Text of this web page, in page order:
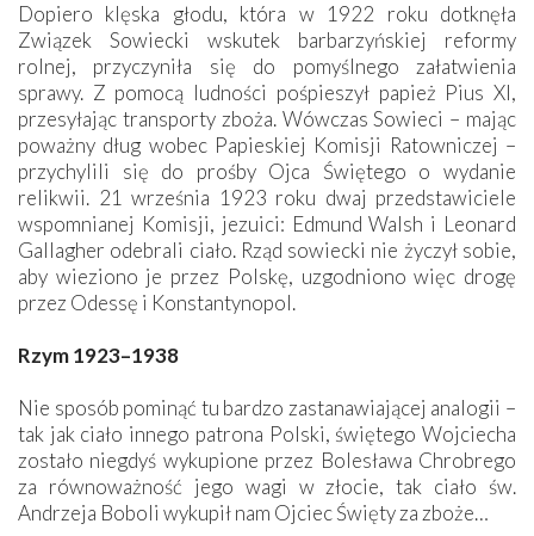
Dopiero klęska głodu, która w 1922 roku dotknęła
Związek Sowiecki wskutek barbarzyńskiej reformy
rolnej, przyczyniła się do pomyślnego załatwienia
sprawy. Z pomocą ludności pośpieszył papież Pius XI,
przesyłając transporty zboża. Wówczas Sowieci – mając
poważny dług wobec Papieskiej Komisji Ratowniczej –
przychylili się do prośby Ojca Świętego o wydanie
relikwii. 21 września 1923 roku dwaj przedstawiciele
wspomnianej Komisji, jezuici: Edmund Walsh i Leonard
Gallagher odebrali ciało. Rząd sowiecki nie życzył sobie,
aby wieziono je przez Polskę, uzgodniono więc drogę
przez Odessę i Konstantynopol.
Rzym 1923–1938
Nie sposób pominąć tu bardzo zastanawiającej analogii –
tak jak ciało innego patrona Polski, świętego Wojciecha
zostało niegdyś wykupione przez Bolesława Chrobrego
za równoważność jego wagi w złocie, tak ciało św.
Andrzeja Boboli wykupił nam Ojciec Święty za zboże…